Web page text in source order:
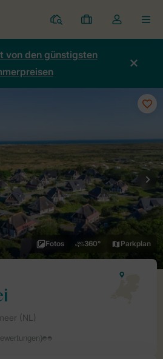
Ferienparks
Meine
Buchungen
Dropdown-
Menü
Kontos
von den günstigsten